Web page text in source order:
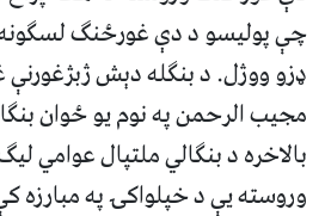
چې پولیسو د دې غورځنګ لسګونه
ډزو ووژل. د بنګله دېش
مجیب الرحمن په نوم یو ځوان
بالاخره د بنګالي ملتپال
وروسته یې د خپلواکۍ په مبارزه